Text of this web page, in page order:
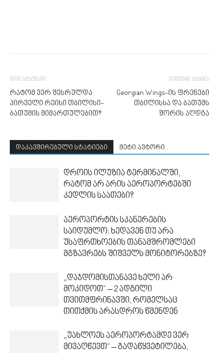
წინა სტატიაში
რატომ ვერ შესრულდა
პირველი რეისი თბილისი-
ბათუმის მიმართულებით?
შემდეგი სტატია
Georgian Wings-ის ფრენები
თბილისსა და ბათუმს
შორის აღდგა
დაკავშირებული სტატიები მეტი ავტორი
დროის ილუზია ტერმინალში,
რატომ არ არის აეროპორტებში
კედლის საათები?
აეროპორტის სკანერების
საიდუმლო: ხედავენ თუ არა
უსაფრთხოების თანამშრომლები
მგზავრებს შიშველს მონიტორებზე?
„დაჯდომისთანავე ხელი არ
მოკიდოთ“ – 2 ადგილი
თვითმფრინავში, რომელსაც
თითქმის არასდროს წმენდენ
„უახლოეს აეროპორტამდე ვერ
მივაღწევთ“ – გადაწყვეტილება,